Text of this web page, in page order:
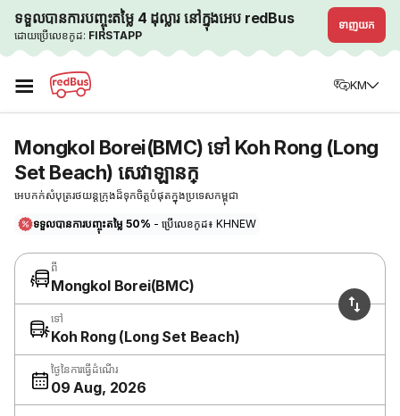
ទទួលបានការបញ្ចុះតម្លៃ 4 ដុល្លារ នៅក្នុងអេប redBus
ដោយប្រើលេខកូដ: FIRSTAPP
ទាញយក
☰ KM
Mongkol Borei(BMC) ទៅ Koh Rong (Long
Set Beach) សេវាឡានក្
អេបកក់សំបុត្ររថយន្តក្រុងដ៏ទុកចិត្តបំផុតក្នុងប្រទេសកម្ពុជា
ទទួលបានការបញ្ចុះតម្លៃ 50% - ប្រើលេខកូដ៖ KHNEW
ពី
Mongkol Borei(BMC)
ទៅ
Koh Rong (Long Set Beach)
ថ្ងៃនៃការធ្វើដំណើរ
09 Aug, 2026